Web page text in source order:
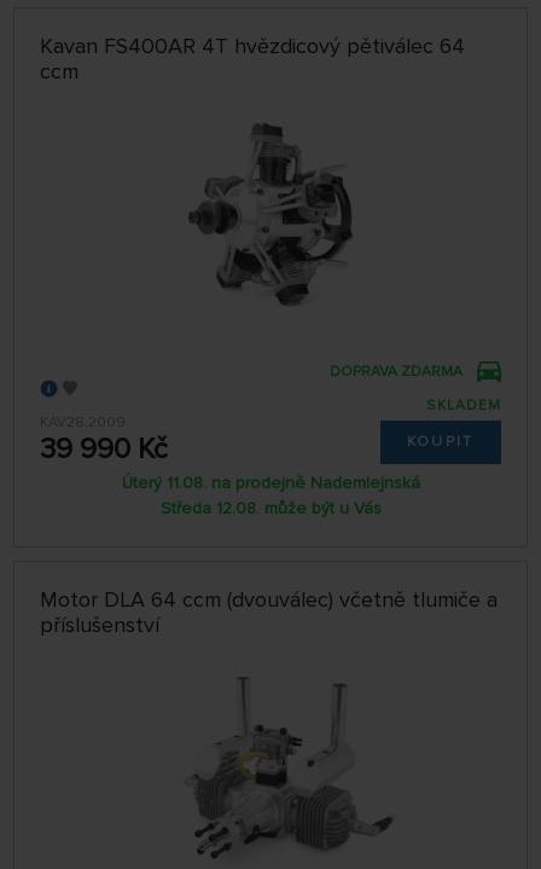
Kavan FS400AR 4T hvězdicový pětiválec 64
ccm
KAV28.2009
39 990 Kč
DOPRAVA ZDARMA
SKLADEM
KOUPIT
Úterý 11.08. na prodejně Nademlejnská
Středa 12.08. může být u Vás
Motor DLA 64 ccm (dvouválec) včetně tlumiče a
příslušenství